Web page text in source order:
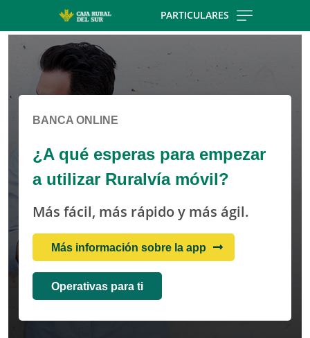
Skip to main contentt
PARTICULARES
Cargando contenido, por favor espere...
Cargando contenido, por favor espere...
BANCA ONLINE
¿A qué esperas para empezar
a utilizar Ruralvía móvil?
Más fácil, más rápido y más ágil.
Más información sobre la app
Operativas para ti